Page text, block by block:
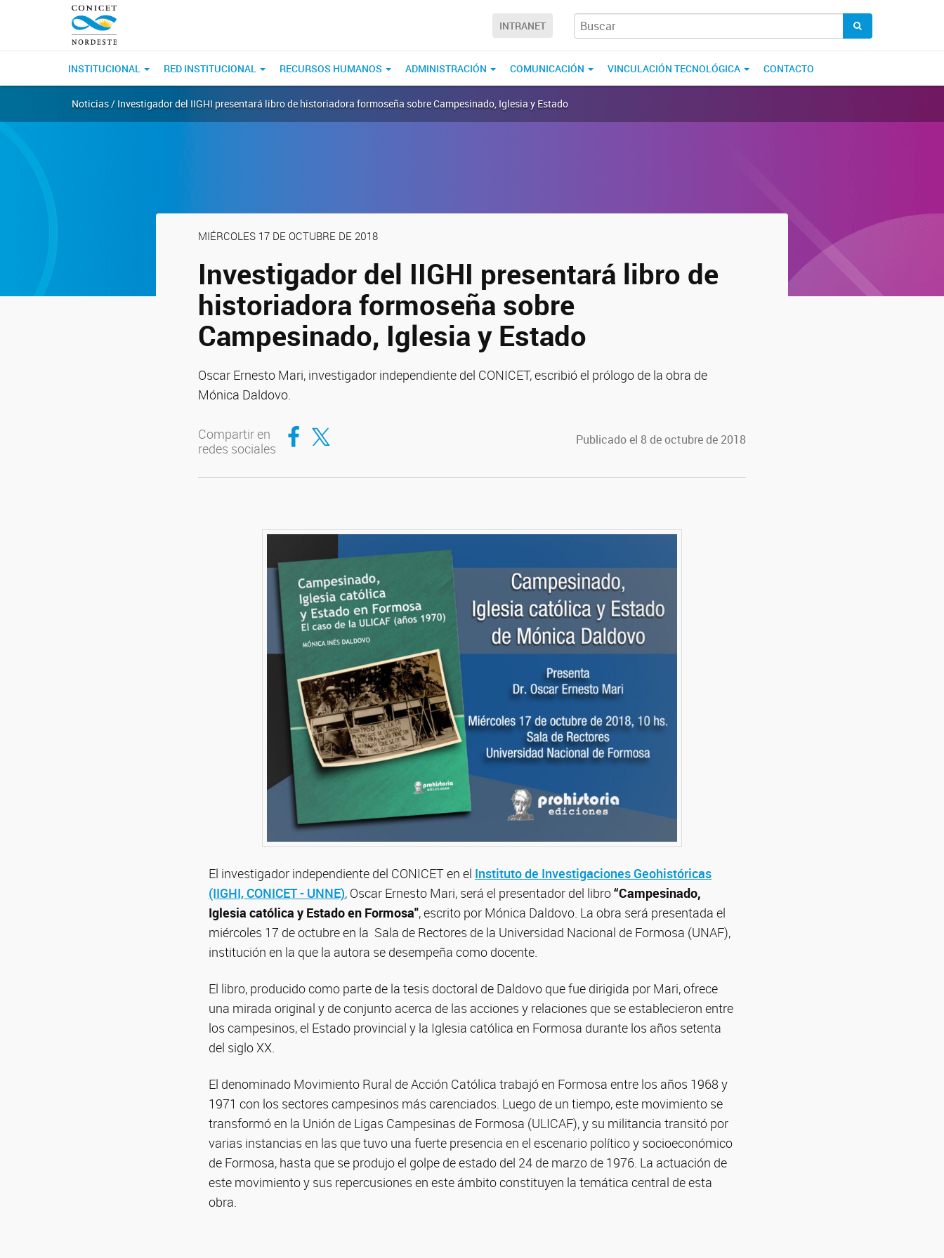
INTRANET
INSTITUCIONAL RED INSTITUCIONAL RECURSOS HUMANOS ADMINISTRACIÓN COMUNICACIÓN VINCULACIÓN TECNOLÓGICA CONTACTO
Noticias / Investigador del IIGHI presentará libro de historiadora formoseña sobre Campesinado, Iglesia y Estado
MIÉRCOLES 17 DE OCTUBRE DE 2018
Investigador del IIGHI presentará libro de
historiadora formoseña sobre
Campesinado, Iglesia y Estado
Oscar Ernesto Mari, investigador independiente del CONICET, escribió el prólogo de la obra de
Mónica Daldovo.
Compartir en
redes sociales
Compartir en Facebook
Compartir en Twitter Publicado el 8 de octubre de 2018
El investigador independiente del CONICET en el Instituto de Investigaciones Geohistóricas
(IIGHI, CONICET - UNNE), Oscar Ernesto Mari, será el presentador del libro“Campesinado,
Iglesia católica y Estado en Formosa", escrito por Mónica Daldovo. La obra será presentada el
miércoles 17 de octubre en la Sala de Rectores de la Universidad Nacional de Formosa (UNAF),
institución en la que la autora se desempeña como docente.
El libro, producido como parte de la tesis doctoral de Daldovo que fue dirigida por Mari, ofrece
una mirada original y de conjunto acerca de las acciones y relaciones que se establecieron entre
los campesinos, el Estado provincial y la Iglesia católica en Formosa durante los años setenta
del siglo XX.
El denominado Movimiento Rural de Acción Católica trabajó en Formosa entre los años 1968 y
1971 con los sectores campesinos más carenciados. Luego de un tiempo, este movimiento se
transformó en la Unión de Ligas Campesinas de Formosa (ULICAF), y su militancia transitó por
varias instancias en las que tuvo una fuerte presencia en el escenario político y socioeconómico
de Formosa, hasta que se produjo el golpe de estado del 24 de marzo de 1976. La actuación de
este movimiento y sus repercusiones en este ámbito constituyen la temática central de esta
obra.